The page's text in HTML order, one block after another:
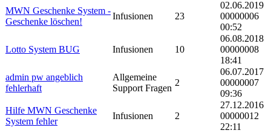
MWN Geschenke System -
Geschenke löschen!
Infusionen 23
02.06.2019
00000006
00:52
Lotto System BUG Infusionen 10
06.08.2018
00000008
18:41
admin pw angeblich
fehlerhaft
Allgemeine
Support Fragen
2
06.07.2017
00000007
09:36
Hilfe MWN Geschenke
System fehler
Infusionen 2
27.12.2016
00000012
22:11